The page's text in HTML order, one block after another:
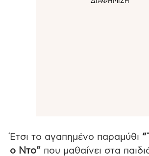
Έτσι το αγαπημένο παραμύθι
ο Ντο” που μαθαίνει στα